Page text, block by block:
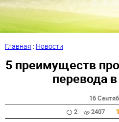
Главная : Новости
5 преимуществ
перевода
16
2
2407